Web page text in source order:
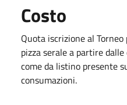
Costo
Quota iscrizione al
pizza serale a partire
come da listino presente
consumazioni.